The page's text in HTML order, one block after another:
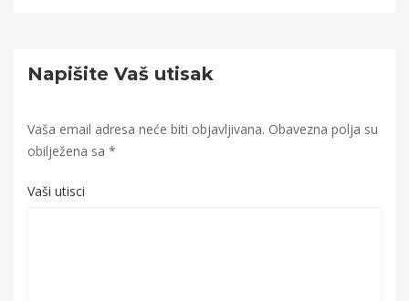
Napišite Vaš utisak
Vaša email adresa neće biti objavljivana. Obavezna polja su
obilježena sa *
Vaši utisci